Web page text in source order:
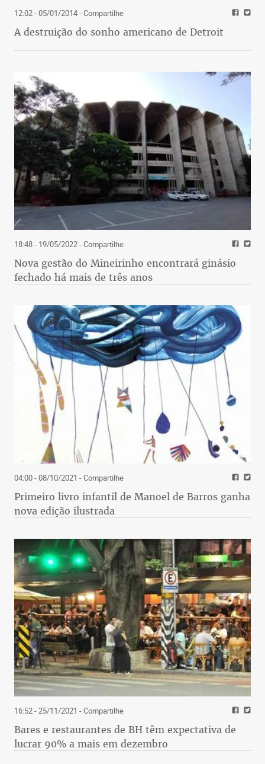
12:02 - 05/01/2014- Compartilhe
A destruição do sonho americano de Detroit
18:48 - 19/05/2022- Compartilhe
Nova gestão do Mineirinho encontrará ginásio
fechado há mais de três anos
04:00 - 08/10/2021 - Compartilhe
Primeiro livro infantil de Manoel de Barros ganha
nova edição ilustrada
16:52 - 25/11/2021 - Compartilhe
Bares e restaurantes de BH têm expectativa de
lucrar 90% a mais em dezembro